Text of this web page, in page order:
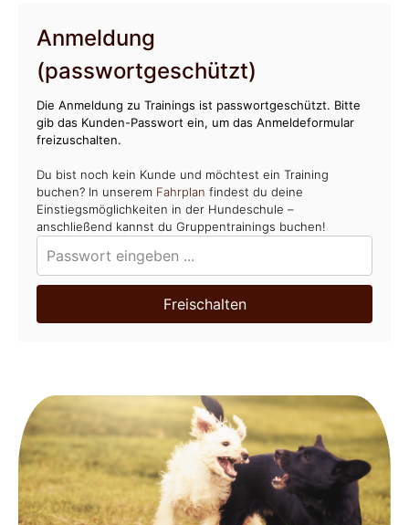
Anmeldung
(passwortgeschützt)
Die Anmeldung zu Trainings ist passwortgeschützt. Bitte
gib das Kunden-Passwort ein, um das Anmeldeformular
freizuschalten.
Du bist noch kein Kunde und möchtest ein Training
buchen? In unserem Fahrplan findest du deine
Einstiegsmöglichkeiten in der Hundeschule –
anschließend kannst du Gruppentrainings buchen!
Freischalten